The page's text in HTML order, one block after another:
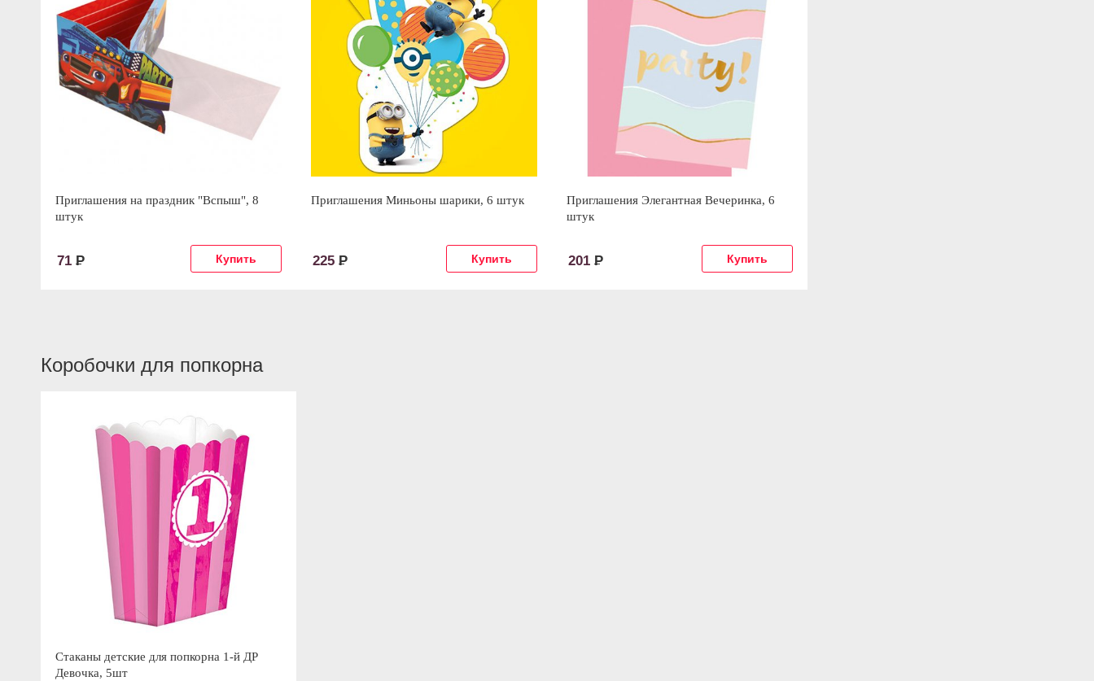
Приглашения на праздник "Вспыш", 8
штук
71 Р
Приглашения Миньоны шарики, 6 штук
225 Р
Приглашения Элегантная Вечеринка, 6
штук
201 Р
Коробочки для попкорна
Стаканы детские для попкорна 1-й ДР
Девочка, 5шт